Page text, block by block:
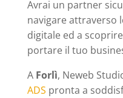
Avrai un partner
navigare attraverso
digitale ed a
portare il tuo
A Forlì, Neweb
ADS pronta a